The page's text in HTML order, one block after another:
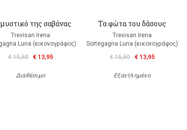
της σαβάνας
Trevisan Irena
Luna (εικονογράφος)
€ 15,50
€ 13,95
Διαθέσιμο
Τα φώτα του δάσους
Trevisan Irena
Sortegagna Luna (εικονογράφος)
€ 15,50
€ 13,95
Εξαντλημένο